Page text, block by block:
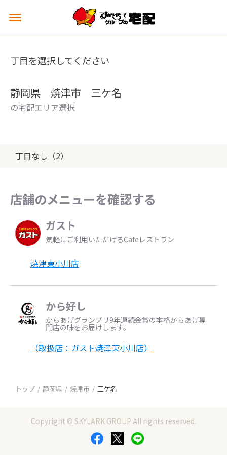
メ
ュ
を
丁目を選択してください
静岡県 焼津市 三ケ名
の宅配エリア選択
丁目なし（2）
店舗のメニューを確認する
ガスト
気軽にご利用いただけるCafeレストラン
焼津東小川店
から好し
からあげグランプリ9年連続金賞の本格からあげ専
門店の味をお届けします。
（取扱店：ガスト焼津東小川店）
トップ 静岡県 焼津市 三ケ名
Copyright © SKYLARK GROUP All rights reserved.